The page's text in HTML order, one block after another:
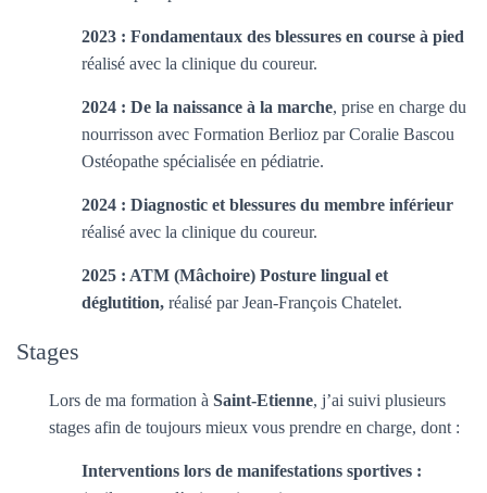
2023 : Fondamentaux des blessures en course à pied
réalisé avec la clinique du coureur.
2024 : De la naissance à la marche, prise en charge du
nourrisson avec Formation Berlioz par Coralie Bascou
Ostéopathe spécialisée en pédiatrie.
2024 : Diagnostic et blessures du membre inférieur
réalisé avec la clinique du coureur.
2025 : ATM (Mâchoire) Posture lingual et
déglutition, réalisé par Jean-François Chatelet.
Stages
Lors de ma formation à Saint-Etienne, j’ai suivi plusieurs
stages afin de toujours mieux vous prendre en charge, dont :
Interventions lors de manifestations sportives :